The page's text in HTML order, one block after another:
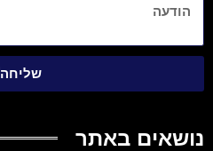
שליחה
נושאים באתר